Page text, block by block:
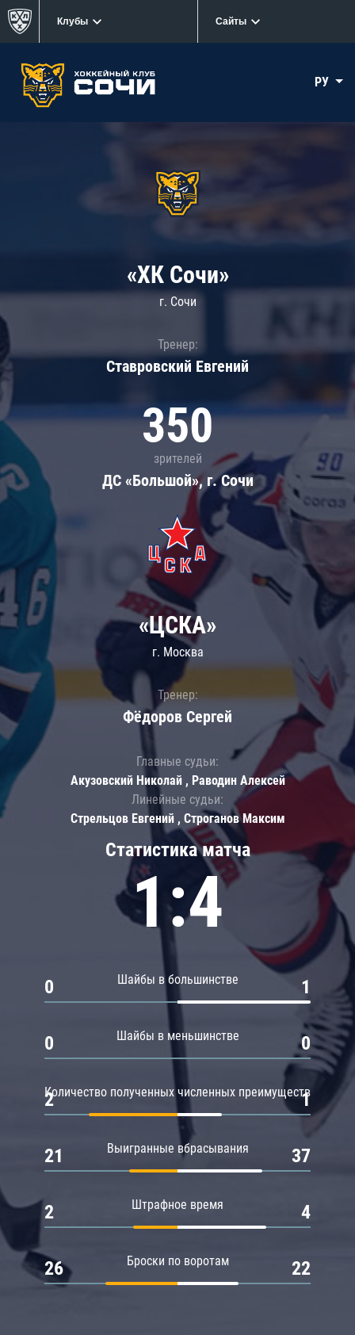
Клубы Сайты
РУ
«ХК Сочи»
г. Сочи
Тренер:
Ставровский Евгений
350
зрителей
ДС «Большой», г. Сочи
Статистика матча
1:4
Шайбы в большинстве
0 1
Шайбы в меньшинстве
0 0
Количество полученных численных преимуществ
2 1
Выигранные вбрасывания
21 37
Штрафное время
2 4
Броски по воротам
26 22
«ЦСКА»
г. Москва
Тренер:
Фёдоров Сергей
Главные судьи:
Акузовский Николай , Раводин Алексей
Линейные судьи:
Стрельцов Евгений , Строганов Максим